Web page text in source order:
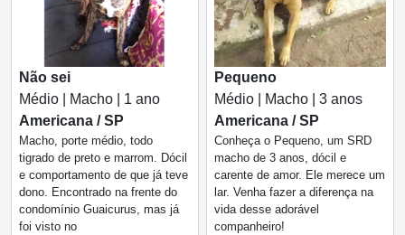
Não sei
Médio | Macho | 1 ano
Americana / SP
Macho, porte médio, todo
tigrado de preto e marrom. Dócil
e comportamento de que já teve
dono. Encontrado na frente do
condomínio Guaicurus, mas já
foi visto no
Pequeno
Médio | Macho | 3 anos
Americana / SP
Conheça o Pequeno, um SRD
macho de 3 anos, dócil e
carente de amor. Ele merece um
lar. Venha fazer a diferença na
vida desse adorável
companheiro!